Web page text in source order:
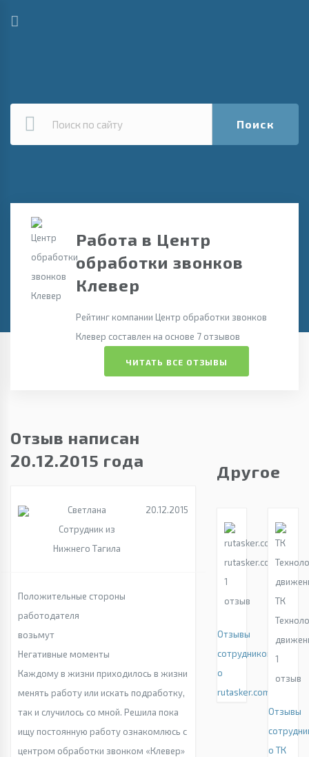
Поиск
Работа в Центр
обработки звонков
Клевер
Рейтинг компании Центр обработки звонков
Клевер составлен на основе 7 отзывов
ЧИТАТЬ ВСЕ ОТЗЫВЫ
Отзыв написан
20.12.2015 года
Светлана
Сотрудник из
Нижнего Тагила
20.12.2015
Положительные стороны
работодателя
возьмут
Негативные моменты
Каждому в жизни приходилось в жизни
менять работу или искать подработку,
так и случилось со мной. Решила пока
ищу постоянную работу ознакомлюсь с
центром обработки звонком «Клевер»
Другое
rutasker.com
1
отзыв
Отзывы
сотрудников
о
rutasker.com
ТК
1
отзыв
Отзывы
о ТК